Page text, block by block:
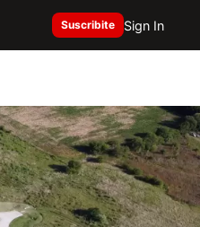
Suscribite Sign In